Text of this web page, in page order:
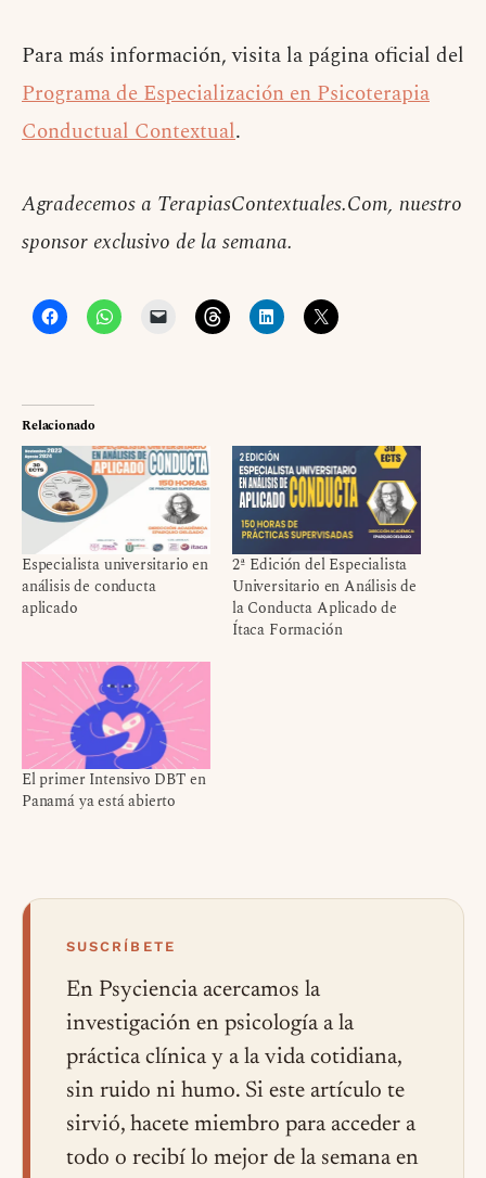
Para más información, visita la página oficial del
Programa de Especialización en Psicoterapia
Conductual Contextual.
Agradecemos a TerapiasContextuales.Com, nuestro
sponsor exclusivo de la semana.
Relacionado
Especialista universitario en
análisis de conducta
aplicado
2ª Edición del Especialista
Universitario en Análisis de
la Conducta Aplicado de
Ítaca Formación
El primer Intensivo DBT en
Panamá ya está abierto
SUSCRÍBETE
En Psyciencia acercamos la
investigación en psicología a la
práctica clínica y a la vida cotidiana,
sin ruido ni humo. Si este artículo te
sirvió, hacete miembro para acceder a
todo o recibí lo mejor de la semana en